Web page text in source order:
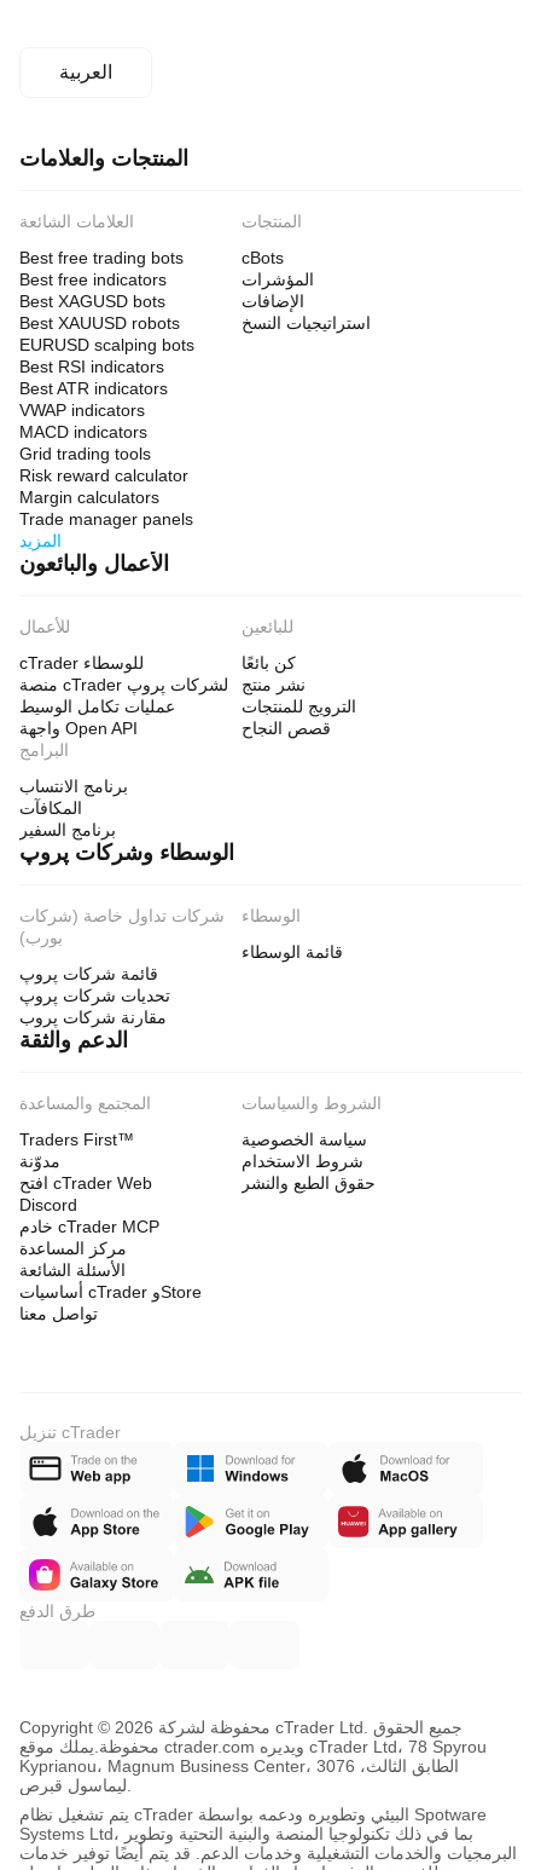
العربية
المنتجات والعلامات
العلامات الشائعة
Best free trading bots
Best free indicators
Best XAGUSD bots
Best XAUUSD robots
EURUSD scalping bots
Best RSI indicators
Best ATR indicators
VWAP indicators
MACD indicators
Grid trading tools
Risk reward calculator
Margin calculators
Trade manager panels
المزيد
المنتجات
cBots
المؤشرات
الإضافات
استراتيجيات النسخ
الأعمال والبائعون
للأعمال
cTrader للوسطاء
منصة cTrader لشركات پروپ
عمليات تكامل الوسيط
واجهة Open API
للبائعين
كن بائعًا
نشر منتج
الترويج للمنتجات
قصص النجاح
البرامج
برنامج الانتساب
المكافآت
برنامج السفير
الوسطاء وشركات پروپ
شركات تداول خاصة (شركات
بورب)
قائمة شركات پروپ
تحديات شركات پروپ
مقارنة شركات پروب
الوسطاء
قائمة الوسطاء
الدعم والثقة
المجتمع والمساعدة
Traders First™
مدوّنة
افتح cTrader Web
Discord
خادم cTrader MCP
مركز المساعدة
الأسئلة الشائعة
أساسيات cTrader وStore
تواصل معنا
الشروط والسياسات
سياسة الخصوصية
شروط الاستخدام
حقوق الطبع والنشر
تنزيل cTrader
طرق الدفع
Copyright © محفوظة لشركة 2026 cTrader Ltd. جميع الحقوق
محفوظة. يملك موقع ctrader.com ويديره cTrader Ltd، 78 Spyrou
Kyprianou، Magnum Business Center، الطابق الثالث، 3076
يتم تشغيل نظام cTrader البيئي وتطويره ودعمه بواسطة Spotware
Systems Ltd، بما في ذلك تكنولوجيا المنصة والبنية التحتية وتطوير
البرمجيات والخدمات التشغيلية وخدمات الدعم. قد يتم أيضًا توفير خدمات